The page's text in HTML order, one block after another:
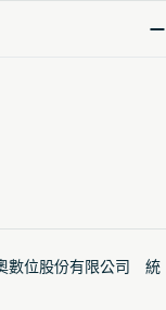
數位股份有限公司 統